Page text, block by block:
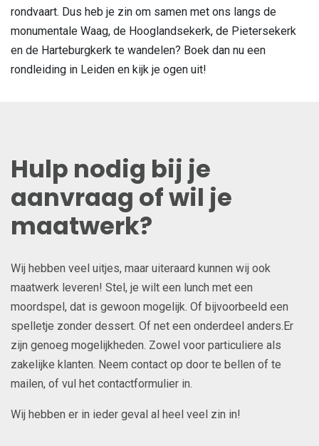
rondvaart. Dus heb je zin om samen met ons langs de
monumentale Waag, de Hooglandsekerk, de Pietersekerk
en de Harteburgkerk te wandelen? Boek dan nu een
rondleiding in Leiden en kijk je ogen uit!
Hulp nodig bij je
aanvraag of wil je
maatwerk?
Wij hebben veel uitjes, maar uiteraard kunnen wij ook
maatwerk leveren! Stel, je wilt een lunch met een
moordspel, dat is gewoon mogelijk. Of bijvoorbeeld een
spelletje zonder dessert. Of net een onderdeel anders.Er
zijn genoeg mogelijkheden. Zowel voor particuliere als
zakelijke klanten. Neem contact op door te bellen of te
mailen, of vul het contactformulier in.
Wij hebben er in ieder geval al heel veel zin in!